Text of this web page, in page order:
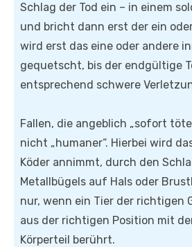
Schlag der Tod ein – in einem
und bricht dann erst der ein
wird erst das eine oder andere
gequetscht, bis der endgültige
entsprechend schwere
Fallen, die angeblich „sofort
nicht „humaner“. Hierbei wird
Köder annimmt, durch den
Metallbügels auf Hals oder
nur, wenn ein Tier der richtigen
aus der richtigen Position mit
Körperteil berührt.